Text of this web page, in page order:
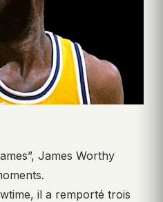
James Worthy
il a remporté trois